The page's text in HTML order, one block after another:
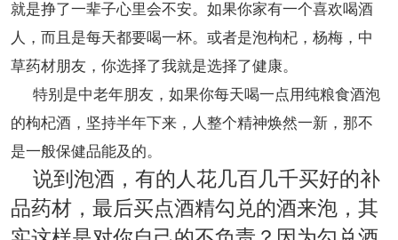
就是挣了一辈子心里会不安。如果你家有一个喜欢喝酒
人，而且是每天都要喝一杯。或者是泡枸杞，杨梅，中
草药材朋友，你选择了我就是选择了健康。
特别是中老年朋友，如果你每天喝一点用纯粮食酒泡
的枸杞酒，坚持半年下来，人整个精神焕然一新，那不
是一般保健品能及的。
说到泡酒，有的人花几百几千买好的补
品药材，最后买点酒精勾兑的酒来泡，其